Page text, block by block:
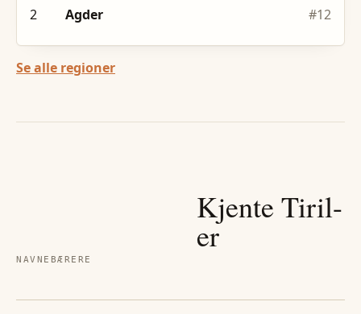
2 Agder #12
Se alle regioner
NAVNEBÆRERE
Kjente Tiril-
er